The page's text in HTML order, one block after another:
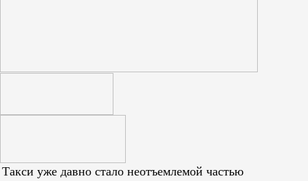
Такси уже давно стало неотъемлемой частью